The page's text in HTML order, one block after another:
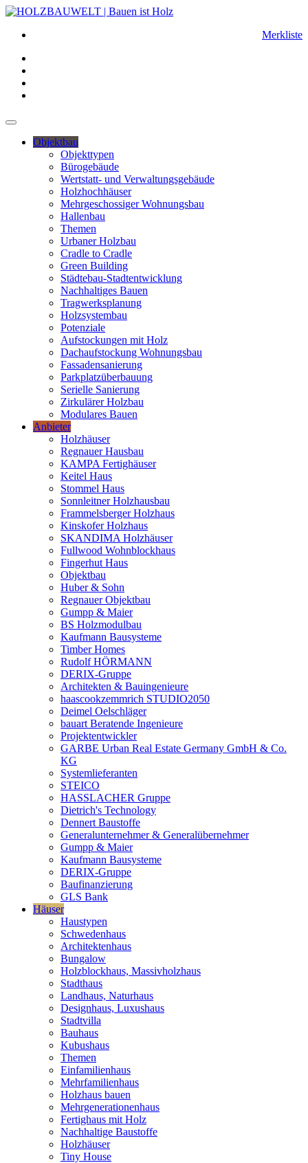
Merkliste
Objektbau
Objekttypen
Bürogebäude
Wertstatt- und Verwaltungsgebäude
Holzhochhäuser
Mehrgeschossiger Wohnungsbau
Hallenbau
Themen
Urbaner Holzbau
Cradle to Cradle
Green Building
Städtebau-Stadtentwicklung
Nachhaltiges Bauen
Tragwerksplanung
Holzsystembau
Potenziale
Aufstockungen mit Holz
Dachaufstockung Wohnungsbau
Fassadensanierung
Parkplatzüberbauung
Serielle Sanierung
Zirkulärer Holzbau
Modulares Bauen
Anbieter
Holzhäuser
Regnauer Hausbau
KAMPA Fertighäuser
Keitel Haus
Stommel Haus
Sonnleitner Holzhausbau
Frammelsberger Holzhaus
Kinskofer Holzhaus
SKANDIMA Holzhäuser
Fullwood Wohnblockhaus
Fingerhut Haus
Objektbau
Huber & Sohn
Regnauer Objektbau
Gumpp & Maier
BS Holzmodulbau
Kaufmann Bausysteme
Timber Homes
Rudolf HÖRMANN
DERIX-Gruppe
Architekten & Bauingenieure
haascookzemmrich STUDIO2050
Deimel Oelschläger
bauart Beratende Ingenieure
Projektentwickler
GARBE Urban Real Estate Germany GmbH & Co.
KG
Systemlieferanten
STEICO
HASSLACHER Gruppe
Dietrich's Technology
Dennert Baustoffe
Generalunternehmer & Generalübernehmer
Gumpp & Maier
Kaufmann Bausysteme
DERIX-Gruppe
Baufinanzierung
GLS Bank
Häuser
Haustypen
Schwedenhaus
Architektenhaus
Bungalow
Holzblockhaus, Massivholzhaus
Stadthaus
Landhaus, Naturhaus
Designhaus, Luxushaus
Stadtvilla
Bauhaus
Kubushaus
Themen
Einfamilienhaus
Mehrfamilienhaus
Holzhaus bauen
Mehrgenerationenhaus
Fertighaus mit Holz
Nachhaltige Baustoffe
Holzhäuser
Tiny House